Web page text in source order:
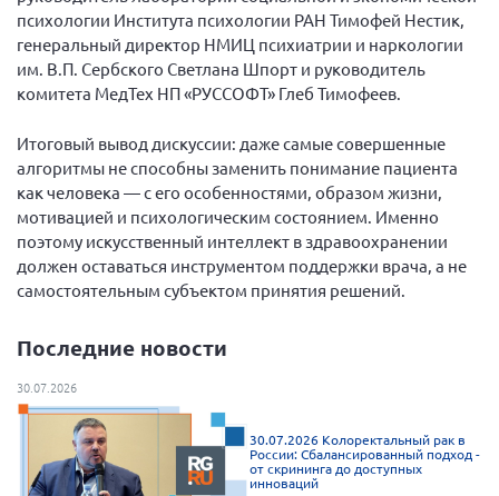
Брянская область
Владимирская область
Волгоградская область
Ивановская область
Калининградская область
Кемеровская область
Кировская область
Краснодарский край
Красноярский край
Ленинградская область
г. Москва
Московская область
психологии Института психологии РАН Тимофей Нестик,
генеральный директор НМИЦ психиатрии и наркологии
им. В.П. Сербского Светлана Шпорт и руководитель
комитета МедТех НП «РУССОФТ» Глеб Тимофеев.
Итоговый вывод дискуссии: даже самые совершенные
алгоритмы не способны заменить понимание пациента
как человека — с его особенностями, образом жизни,
мотивацией и психологическим состоянием. Именно
поэтому искусственный интеллект в здравоохранении
должен оставаться инструментом поддержки врача, а не
самостоятельным субъектом принятия решений.
Последние новости
30.07.2026
30.07.2026 Колоректальный рак в
России: Сбалансированный подход -
от скрининга до доступных
инноваций